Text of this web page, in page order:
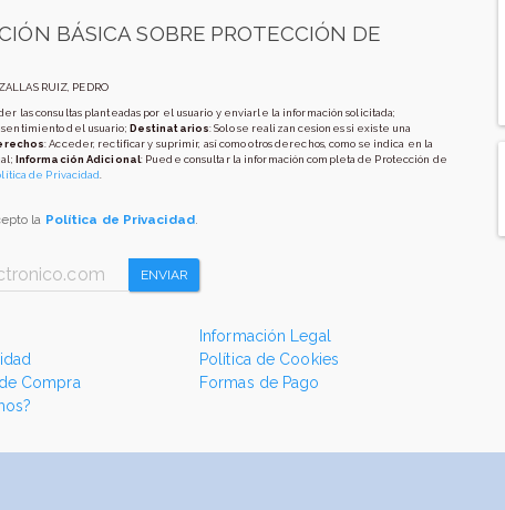
BÁSICA SOBRE PROTECCIÓN DE
RUIZ, PEDRO
las consultas planteadas por el usuario y enviarle la información solicitada;
del usuario; Destinatarios: Solo se realizan cesiones si existe una
: Acceder, rectificar y suprimir, así como otros derechos, como se indica en la
Información Adicional: Puede consultar la información completa de Protección de
de Privacidad.
la Política de Privacidad.
ENVIAR
Información Legal
Política de Cookies
Compra
Formas de Pago